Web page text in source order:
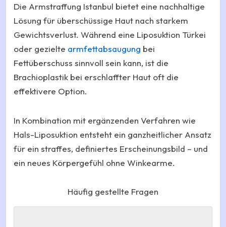
Die Armstraffung Istanbul bietet eine nachhaltige
Lösung für überschüssige Haut nach starkem
Gewichtsverlust. Während eine Liposuktion Türkei
oder gezielte armfettabsaugung bei
Fettüberschuss sinnvoll sein kann, ist die
Brachioplastik bei erschlaffter Haut oft die
effektivere Option.
In Kombination mit ergänzenden Verfahren wie
Hals-Liposuktion entsteht ein ganzheitlicher Ansatz
für ein straffes, definiertes Erscheinungsbild – und
ein neues Körpergefühl ohne Winkearme.
Häufig gestellte Fragen